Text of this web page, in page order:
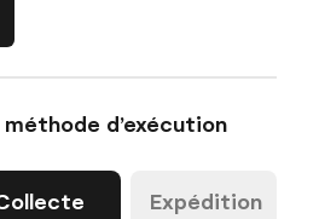
d’exécution
Expédition